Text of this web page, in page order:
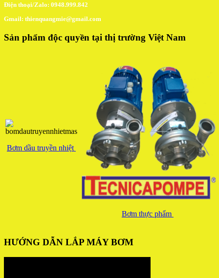
Điện thoại/Zalo: 0948.999.842
Gmail: thienquangmie@gmail.com
Sản phẩm độc quyền tại thị trường Việt Nam
Bơm dầu truyền nhiệt
Bơm thực phẩm
HƯỚNG DẪN LẮP MÁY BƠM